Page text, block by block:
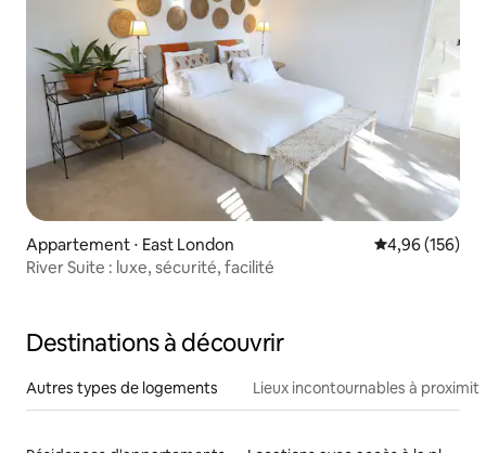
Appartement ⋅ East London Évaluation
4,96 (156)
River Suite : luxe, sécurité, facilité
Destinations à découvrir
Autres types de logements Lieux incontournables à